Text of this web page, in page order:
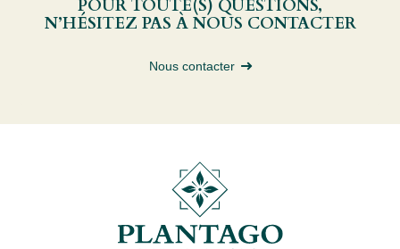
POUR TOUTE(S) QUESTIONS,
N’HÉSITEZ PAS À NOUS CONTACTER
Nous contacter